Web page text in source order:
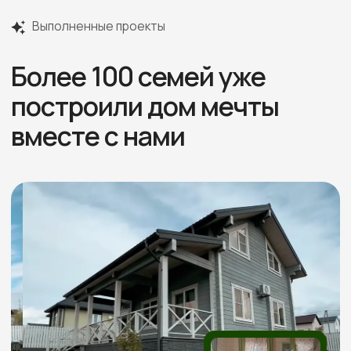
Более 60 +
положительных отзывов
Реальные видео-отзывы
от наших клиентов
Всего
3 минуты